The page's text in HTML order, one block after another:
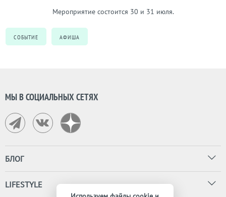
Мероприятие состоится 30 и 31 июля.
СОБЫТИЕ АФИША
МЫ В СОЦИАЛЬНЫХ СЕТЯХ
БЛОГ
LIFESTYLE